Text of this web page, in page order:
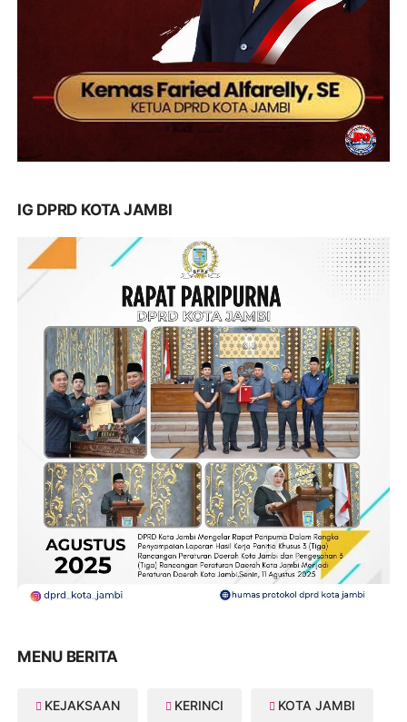
IG DPRD KOTA JAMBI
MENU BERITA
KEJAKSAAN KERINCI KOTA JAMBI